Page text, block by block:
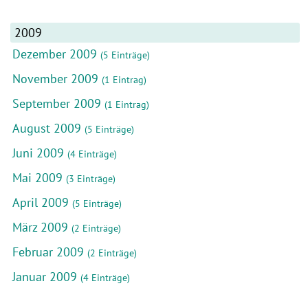
2009
Dezember 2009 (5 Einträge)
November 2009 (1 Eintrag)
September 2009 (1 Eintrag)
August 2009 (5 Einträge)
Juni 2009 (4 Einträge)
Mai 2009 (3 Einträge)
April 2009 (5 Einträge)
März 2009 (2 Einträge)
Februar 2009 (2 Einträge)
Januar 2009 (4 Einträge)